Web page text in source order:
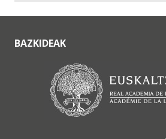
BAZKIDEAK